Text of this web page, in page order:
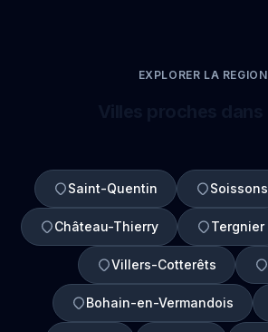
EXPLORER LA REGION
Saint-Quentin Soissons
Château-Thierry Tergnier
Villers-Cotterêts
Bohain-en-Vermandois